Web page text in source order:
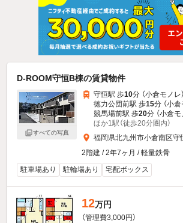
D-ROOM守恒B棟の賃貸物件
すべての写真
守恒駅 歩10分 （小倉モノレ）
徳力公団前駅 歩15分 （小倉
競馬場前駅 歩20分 （小倉モ
ほか1駅（徒歩20分圏内）
福岡県北九州市小倉南区守
2階建 / 2年7ヶ月 / 軽量鉄骨
駐車場あり
駐輪場あり 宅配ボックス
12万円
（管理費3,000円）